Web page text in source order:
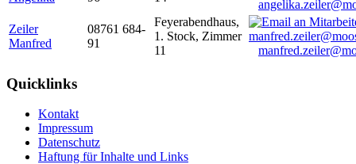
Zeiler
Manfred
08761 684-
91
Feyerabendhaus,
1. Stock, Zimmer
11
Quicklinks
Kontakt
Impressum
Datenschutz
Haftung für Inhalte und Links